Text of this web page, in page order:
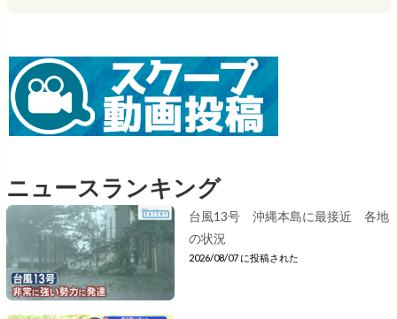
ニュースランキング
台風13号 沖縄本島に最接近 各地
の状況
2026/08/07 に投稿された